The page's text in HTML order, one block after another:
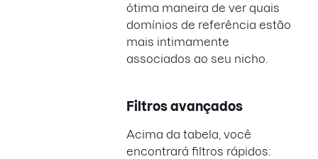
ótima maneira de ver quais
domínios de referência estão
mais intimamente
associados ao seu nicho.
Filtros avançados
Acima da tabela, você
encontrará filtros rápidos: